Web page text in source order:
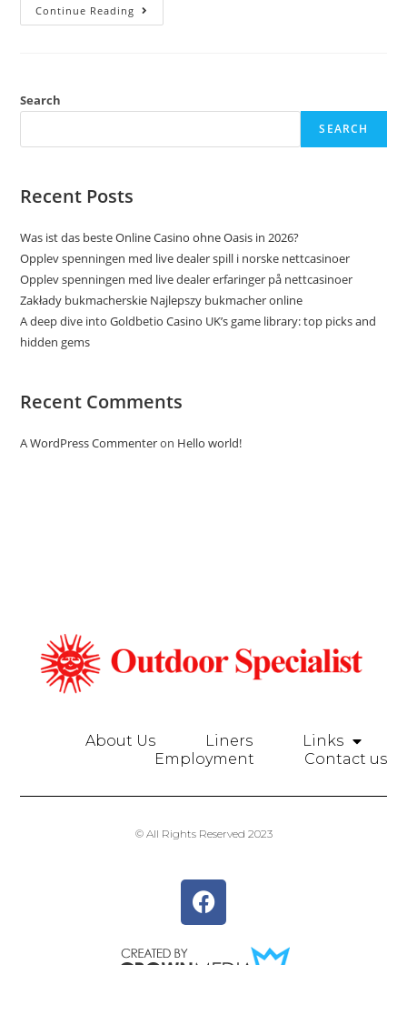
Continue Reading
Search
SEARCH
Recent Posts
Was ist das beste Online Casino ohne Oasis in 2026?
Opplev spenningen med live dealer spill i norske nettcasinoer
Opplev spenningen med live dealer erfaringer på nettcasinoer
Zakłady bukmacherskie Najlepszy bukmacher online
A deep dive into Goldbetio Casino UK’s game library: top picks and
hidden gems
Recent Comments
A WordPress Commenteron Hello world!
About Us Liners
Links
Employment
Contact us
© All Rights Reserved 2023